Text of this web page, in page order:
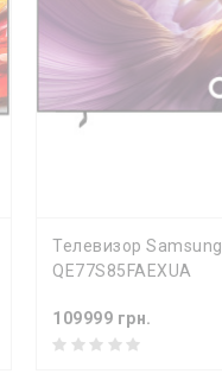
КУПИТЬ
Телевизор Samsung
QE77S85FAEXUA
109999 грн.